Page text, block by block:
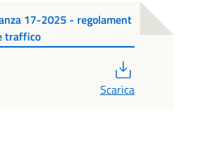
17-2025 - regolament
traffico
Scarica